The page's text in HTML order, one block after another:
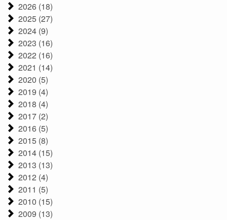
2026 (18)
2025 (27)
2024 (9)
2023 (16)
2022 (16)
2021 (14)
2020 (5)
2019 (4)
2018 (4)
2017 (2)
2016 (5)
2015 (8)
2014 (15)
2013 (13)
2012 (4)
2011 (5)
2010 (15)
2009 (13)